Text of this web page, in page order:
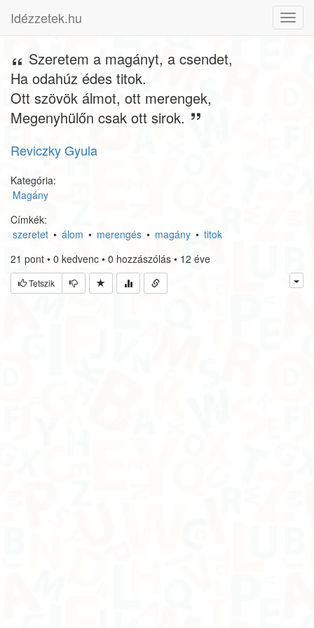
Idézzetek.hu
Szeretem a magányt, a csendet,
Ha odahúz édes titok.
Ott szövök álmot, ott merengek,
Megenyhülőn csak ott sirok.
Reviczky Gyula
Kategória:
Magány
Címkék:
szeretet • álom • merengés • magány • titok
21 pont • 0 kedvenc • 0 hozzászólás • 12 éve
Tetszik